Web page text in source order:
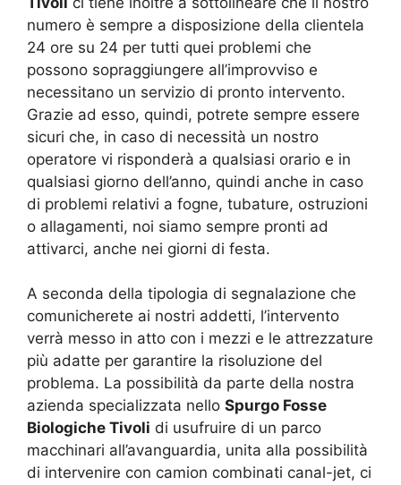
numero è sempre a disposizione della clientela
24 ore su 24 per tutti quei problemi che
possono sopraggiungere all’improvviso e
necessitano un servizio di pronto intervento.
Grazie ad esso, quindi, potrete sempre essere
sicuri che, in caso di necessità un nostro
operatore vi risponderà a qualsiasi orario e in
qualsiasi giorno dell’anno, quindi anche in caso
di problemi relativi a fogne, tubature, ostruzioni
o allagamenti, noi siamo sempre pronti ad
attivarci, anche nei giorni di festa.
A seconda della tipologia di segnalazione che
comunicherete ai nostri addetti, l’intervento
verrà messo in atto con i mezzi e le attrezzature
più adatte per garantire la risoluzione del
problema. La possibilità da parte della nostra
azienda specializzata nello Spurgo Fosse
Biologiche Tivoli di usufruire di un parco
macchinari all’avanguardia, unita alla possibilità
di intervenire con camion combinati canal-jet, ci